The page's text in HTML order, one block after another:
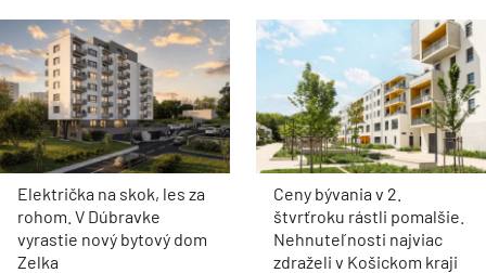
Električka na skok, les za
rohom. V Dúbravke
vyrastie nový bytový dom
Zelka
Ceny bývania v 2.
štvrťroku rástli pomalšie.
Nehnuteľnosti najviac
zdraželi v Košickom kraji